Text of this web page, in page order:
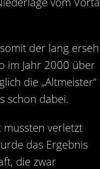
der lang
im Jahr 2000 über
die „Altmeister“
schon dabei.
verletzt
das Ergebnis
die zwar